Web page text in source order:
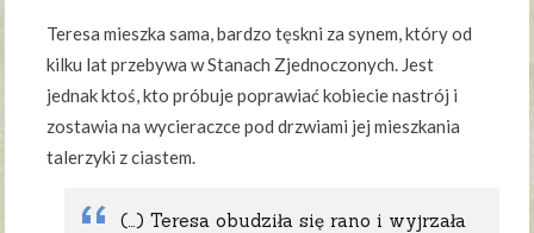
Teresa mieszka sama, bardzo tęskni za synem, który od
kilku lat przebywa w Stanach Zjednoczonych. Jest
jednak ktoś, kto próbuje poprawiać kobiecie nastrój i
zostawia na wycieraczce pod drzwiami jej mieszkania
talerzyki z ciastem.
(…) Teresa obudziła się rano i wyjrzała